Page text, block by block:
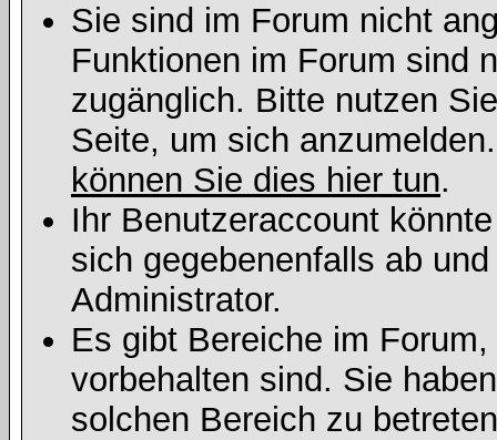
Sie sind im Forum nicht
Funktionen im Forum sind
zugänglich. Bitte nutzen
Seite, um sich
können Sie dies hier tun.
Ihr Benutzeraccount
sich gegebenenfalls ab
Administrator.
Es gibt Bereiche im
vorbehalten sind. Sie
solchen Bereich zu